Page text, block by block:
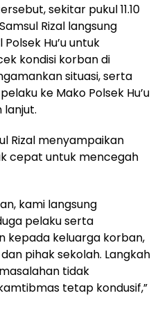
sekitar pukul 11.10
Rizal langsung
Hu’u untuk
kondisi korban di
situasi, serta
ke Mako Polsek Hu’u
lanjut.
Rizal menyampaikan
cepat untuk mencegah
kami langsung
pelaku serta
kepada keluarga korban,
pihak sekolah. Langkah
tidak
tetap kondusif,”